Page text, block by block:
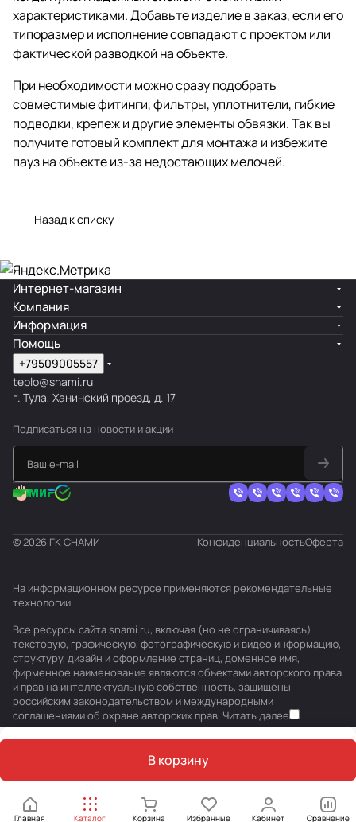
характеристиками. Добавьте изделие в заказ, если его
типоразмер и исполнение совпадают с проектом или
фактической разводкой на объекте.
При необходимости можно сразу подобрать
совместимые фитинги, фильтры, уплотнители, гибкие
подводки, крепеж и другие элементы обвязки. Так вы
получите готовый комплект для монтажа и избежите
пауз на объекте из-за недостающих мелочей.
Назад к списку
В корзину
Главная Каталог Корзина Избранные Кабинет Сравнение
Интернет-магазин
Компания
Информация
Помощь
+79509005557
teplo@snami.ru
г. Тула, Ханинский проезд, д. 17
Подписаться на новости и акции
© 2026 ГК СНАМИ КонфиденциальностьОферта
На информационном ресурсе применяются рекомендательные
технологии.
Все ресурсы сайта snami.ru, включая (но не ограничиваясь)
текстовую, графическую, фотографическую и видео информацию,
структуру, дизайн и оформление страниц, доменное имя,
фирменное наименование являются объектами авторского права
и прав на интеллектуальную собственность, защищены
российским законодательством и международными
соглашениями об охране авторских прав. Читать далее